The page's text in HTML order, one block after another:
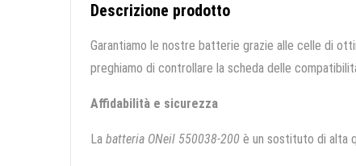
Descrizione prodotto
Garantiamo le nostre batterie grazie alle celle di
preghiamo di controllare la scheda delle
Affidabilità e sicurezza
La batteria ONeil 550038-200 è un sostituto di alta